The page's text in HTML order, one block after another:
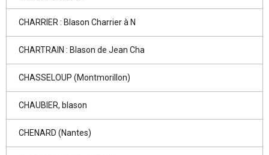
CHARRIER : Blason Charrier à N
CHARTRAIN : Blason de Jean Cha
CHASSELOUP (Montmorillon)
CHAUBIER, blason
CHENARD (Nantes)